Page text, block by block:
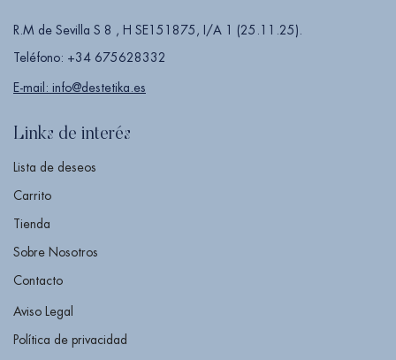
R.M de Sevilla S 8 , H SE151875, I/A 1 (25.11.25).
Teléfono: +34 675628332
E-mail: info@destetika.es
Links de interés
Lista de deseos
Carrito
Tienda
Sobre Nosotros
Contacto
Aviso Legal
Política de privacidad